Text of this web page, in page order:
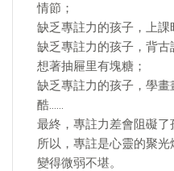
情節；
缺乏專註力的孩子，上課
缺乏專註力的孩子，背
想著抽屜里有塊糖；
缺乏專註力的孩子，學
酷……
最終，專註力差會阻礙了
所以，專註是心靈的聚
變得微弱不堪。